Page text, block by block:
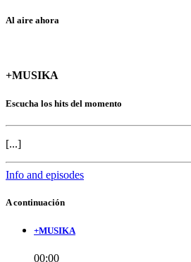
Al aire ahora
+MUSIKA
Escucha los hits del momento
[...]
Info and episodes
A continuación
+MUSIKA
00:00